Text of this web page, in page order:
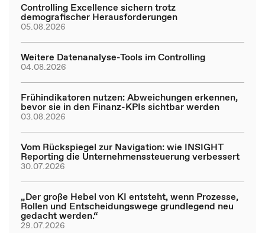
Controlling Excellence sichern trotz
demografischer Herausforderungen
05.08.2026
Weitere Datenanalyse-Tools im Controlling
04.08.2026
Frühindikatoren nutzen: Abweichungen erkennen,
bevor sie in den Finanz-KPIs sichtbar werden
03.08.2026
Vom Rückspiegel zur Navigation: wie INSIGHT
Reporting die Unternehmenssteuerung verbessert
30.07.2026
„Der große Hebel von KI entsteht, wenn Prozesse,
Rollen und Entscheidungswege grundlegend neu
gedacht werden.“
29.07.2026